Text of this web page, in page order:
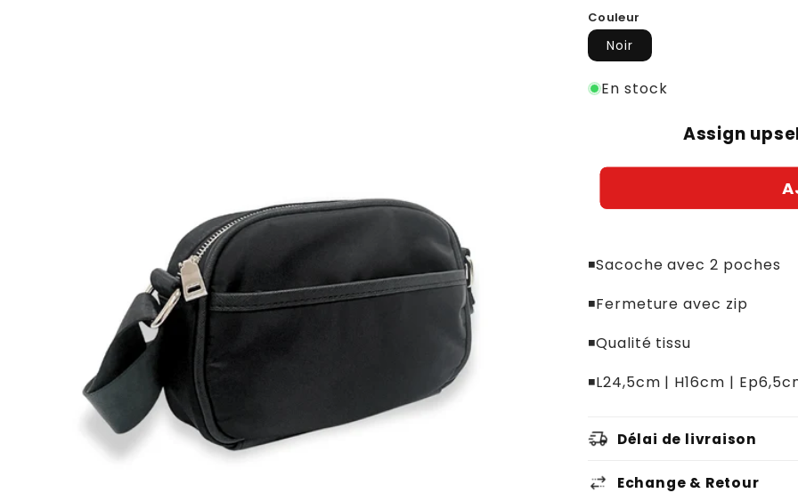
habituel
soldé
Couleur
Noir
En stock
Assign
◾Sacoche avec 2 poches
◾Fermeture avec zip
◾Qualité tissu
◾L24,5cm | H16cm |
Délai de livraison
Echange & Retour